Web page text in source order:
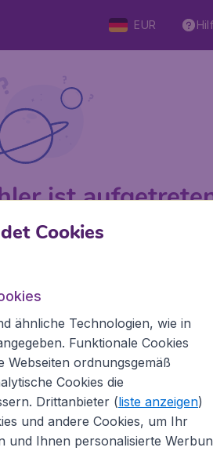
EUR
ist
Cookies
ähnliche Technologien, wie in
Funktionale Cookies
Webseiten ordnungsgemäß
Cookies die
Drittanbieter (liste anzeigen)
und andere Cookies, um Ihr
und Ihnen personalisierte